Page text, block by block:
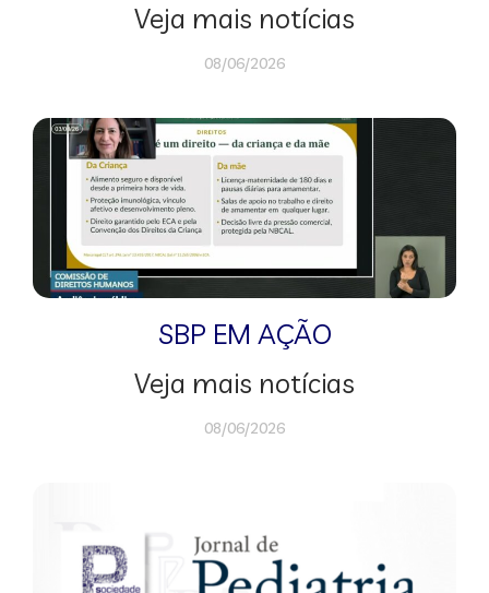
Veja mais notícias
08/06/2026
SBP EM AÇÃO
Veja mais notícias
08/06/2026